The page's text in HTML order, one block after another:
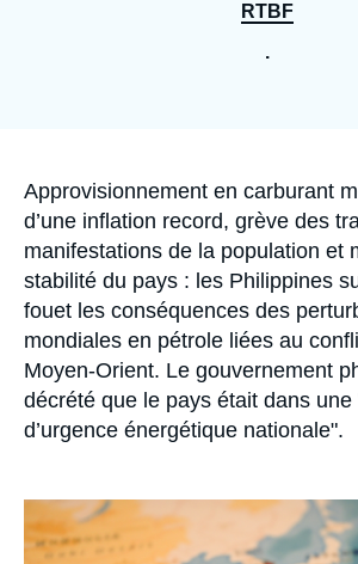
RTBF
.
Accroche
Approvisionnement en carburant
d’une inflation record, grève des
manifestations de la population et
stabilité du pays : les Philippines
fouet les conséquences des
mondiales en pétrole liées au
Moyen-Orient. Le gouvernement
décrété que le pays était dans une
d’urgence énergétique nationale".
Image
principale
médiatique